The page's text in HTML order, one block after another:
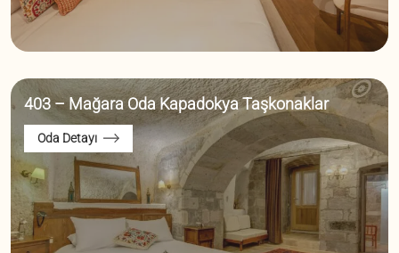
403 – Mağara Oda Kapadokya Taşkonaklar
Oda Detayı